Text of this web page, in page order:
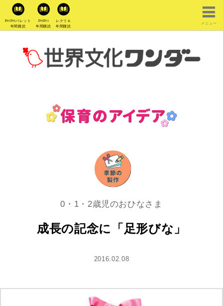
PriPriパレット
年間購読
PriPri
年間購読
レクリエ
年間購読
メニュー
0・1・2歳児のおひなさま
成長の記念に「足形びな」
2016.02.08